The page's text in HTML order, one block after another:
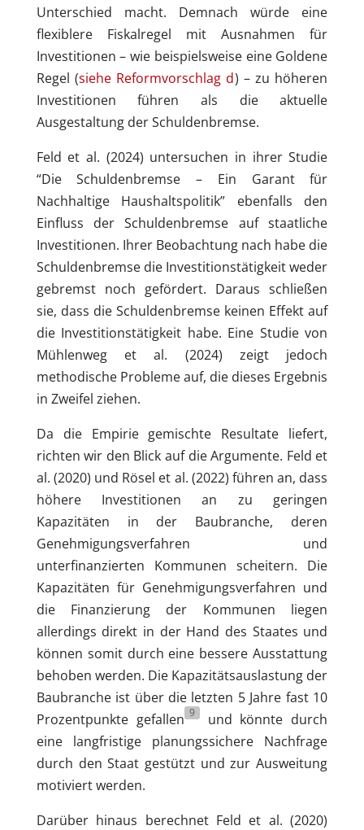
Unterschied macht. Demnach würde eine
flexiblere Fiskalregel mit Ausnahmen für
Investitionen – wie beispielsweise eine Goldene
Regel (siehe Reformvorschlag d) – zu höheren
Investitionen führen als die aktuelle
Ausgestaltung der Schuldenbremse.
Feld et al. (2024) untersuchen in ihrer Studie
“Die Schuldenbremse – Ein Garant für
Nachhaltige Haushaltspolitik” ebenfalls den
Einfluss der Schuldenbremse auf staatliche
Investitionen. Ihrer Beobachtung nach habe die
Schuldenbremse die Investitions­tätigkeit weder
gebremst noch gefördert. Daraus schließen
sie, dass die Schuldenbremse keinen Effekt auf
die Investitionstätigkeit habe. Eine Studie von
Mühlenweg et al. (2024) zeigt jedoch
methodische Probleme auf, die dieses Ergebnis
in Zweifel ziehen.
Da die Empirie gemischte Resultate liefert,
richten wir den Blick auf die Argumente. Feld et
al. (2020) und Rösel et al. (2022) führen an, dass
höhere Investitionen an zu geringen
Kapazitäten in der Baubranche, deren
Genehmigungsverfahren und
unterfinanzierten Kommunen scheitern. Die
Kapazitäten für Genehmigungsverfahren und
die Finanzierung der Kommunen liegen
allerdings direkt in der Hand des Staates und
können somit durch eine bessere Ausstattung
behoben werden. Die Kapazitätsauslastung der
Bau­branche ist über die letzten 5 Jahre fast 10
Prozentpunkte gefallen 9 und könnte durch
eine langfristige planungssichere Nach­frage
durch den Staat gestützt und zur Ausweitung
motiviert werden.
Darüber hinaus berechnet Feld et al. (2020)